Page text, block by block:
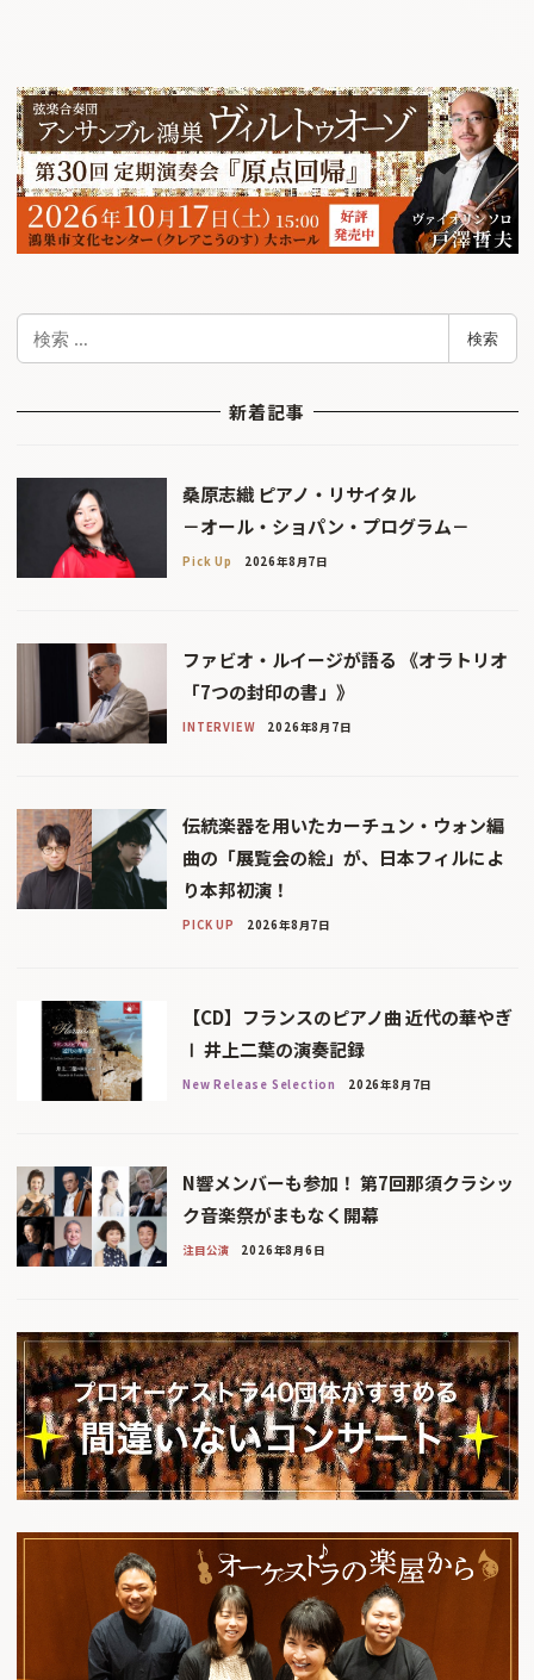
検
索
検索
新着記事
桑原志織 ピアノ・リサイタル
－オール・ショパン・プログラム－
Pick Up 2026年8月7日
ファビオ・ルイージが語る 《オラトリオ
「7つの封印の書」》
INTERVIEW 2026年8月7日
伝統楽器を用いたカーチュン・ウォン編
曲の「展覧会の絵」が、日本フィルによ
り本邦初演！
PICK UP 2026年8月7日
【CD】フランスのピアノ曲 近代の華やぎ
Ⅰ 井上二葉の演奏記録
New Release Selection 2026年8月7日
N響メンバーも参加！ 第7回那須クラシッ
ク音楽祭がまもなく開幕
注目公演 2026年8月6日